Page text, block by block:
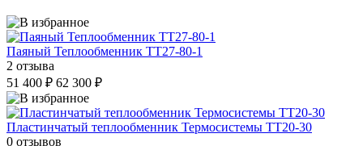
Паяный Теплообменник ТТ27-80-1
2 отзыва
51 400 ₽ 62 300 ₽
Пластинчатый теплообменник Термосистемы ТТ20-30
0 отзывов